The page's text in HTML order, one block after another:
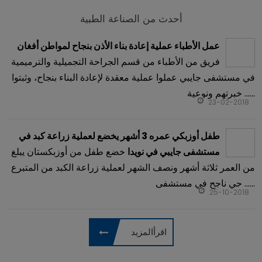
أحدث من الصناعة الطبية
عمل الأطباء عملية إعادة بناء الأذن بنجاح لمواطن أفغان
فريق من الأطباء من قسم الجراحة التجميلية والترميمية
في مستشفى جايبي عملوا عملية معقدة لإعادة البناء بنجاح، وثبتوا
خبرتهم ونوعية ......
23-02-2018
طفل أوزبكي عمره 3 أشهر يخضع لعملية زراعة كبد في
مستشفى جايبي في نويدا خضع طفل من أوزبكستان يبلغ
من العمر ثلاثة أشهر ونصف الشهر لعملية زراعة الكبد من المتبرع
حي ناجح في مستشفى ......
25-10-2018
اقرأالمزيد